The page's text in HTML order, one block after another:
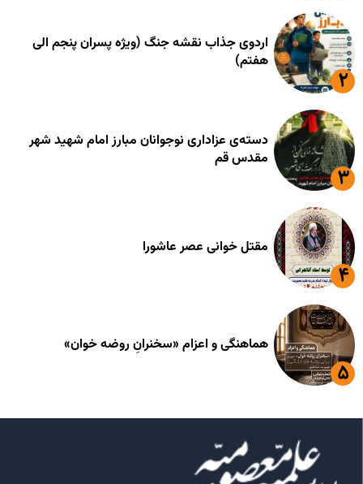
اردوی جذاب نقشه جنگ (ویژه پسران پنجم الی
هفتم)
دسته‌ی عزاداری نوجوانان مبارز امام شهید شهر
مقدس قم
مقتل خوانی عصر عاشورا
هماهنگی و اعزام «سخنرانِ روضه خوان»